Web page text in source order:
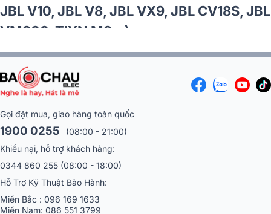
JBL V10, JBL V8, JBL VX9, JBL CV18S, JBL
VM300, TIYN M8...)
Gọi đặt mua, giao hàng toàn quốc
1900 0255
(08:00 - 21:00)
Khiếu nại, hỗ trợ khách hàng:
0344 860 255 (08:00 - 18:00)
Hỗ Trợ Kỹ Thuật Bảo Hành:
Miền Bắc : 096 169 1633
Miền Nam: 086 551 3799